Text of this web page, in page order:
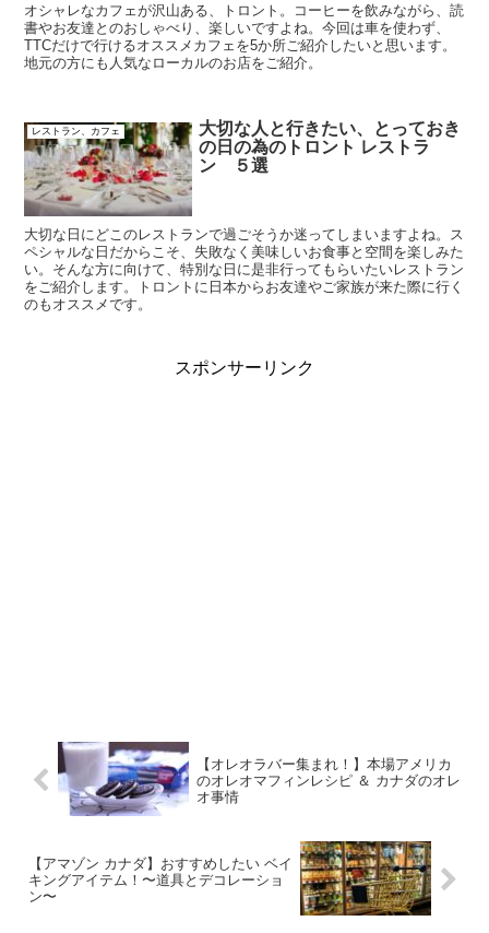
オシャレなカフェが沢山ある、トロント。コーヒーを飲みながら、読
書やお友達とのおしゃべり、楽しいですよね。今回は車を使わず、
TTCだけで行けるオススメカフェを5か所ご紹介したいと思います。
地元の方にも人気なローカルのお店をご紹介。
レストラン、カフェ
大切な人と行きたい、とっておき
の日の為のトロント レストラ
ン ５選
大切な日にどこのレストランで過ごそうか迷ってしまいますよね。ス
ペシャルな日だからこそ、失敗なく美味しいお食事と空間を楽しみた
い。そんな方に向けて、特別な日に是非行ってもらいたいレストラン
をご紹介します。トロントに日本からお友達やご家族が来た際に行く
のもオススメです。
スポンサーリンク
【オレオラバー集まれ！】本場アメリカ
のオレオマフィンレシピ ＆ カナダのオレ
オ事情
【アマゾン カナダ】おすすめしたい ベイ
キングアイテム！〜道具とデコレーショ
ン〜